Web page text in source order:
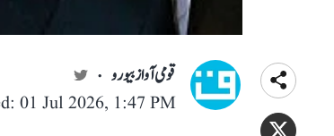
قومی آواز بیورو
01 Jul 2026, 1:47 PM